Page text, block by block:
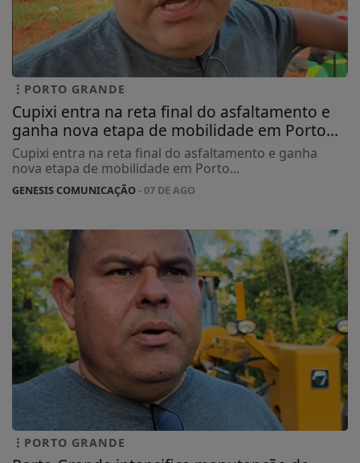
PORTO GRANDE
Cupixi entra na reta final do asfaltamento e
ganha nova etapa de mobilidade em Porto...
Cupixi entra na reta final do asfaltamento e ganha
nova etapa de mobilidade em Porto...
GENESIS COMUNICAÇÃO- 07 DE AGO
PORTO GRANDE